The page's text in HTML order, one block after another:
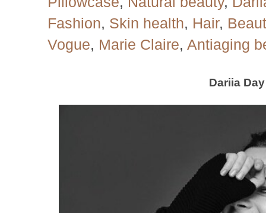
Fashion, Skin health, Hair,
Vogue, Marie Claire, Antiaging
Dariia Day